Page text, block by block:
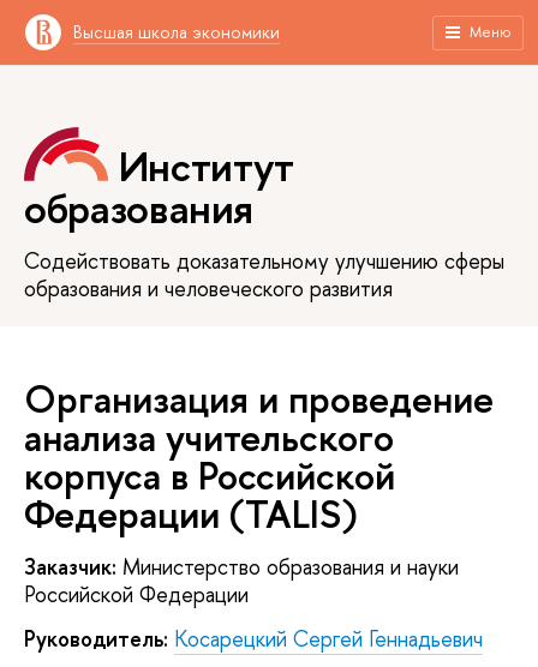
Высшая школа экономики Меню
Институт
образования
Содействовать доказательному улучшению сферы
образования и человеческого развития
Организация и проведение
анализа учительского
корпуса в Российской
Федерации (TALIS)
Заказчик: Министерство образования и науки
Российской Федерации
Руководитель: Косарецкий Сергей Геннадьевич